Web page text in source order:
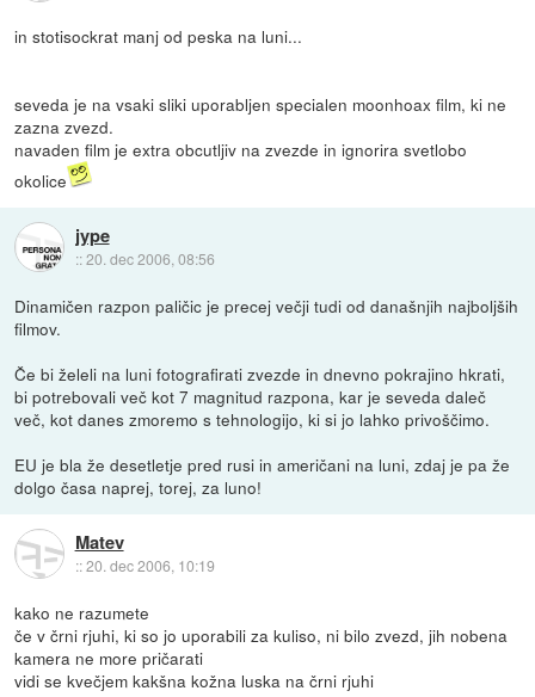
in stotisockrat manj od peska na luni...
seveda je na vsaki sliki uporabljen specialen moonhoax film, ki ne
zazna zvezd.
navaden film je extra obcutljiv na zvezde in ignorira svetlobo
okolice
jype
::20. dec 2006, 08:56
Dinamičen razpon paličic je precej večji tudi od današnjih najboljših
filmov.
Če bi želeli na luni fotografirati zvezde in dnevno pokrajino hkrati,
bi potrebovali več kot 7 magnitud razpona, kar je seveda daleč
več, kot danes zmoremo s tehnologijo, ki si jo lahko privoščimo.
EU je bla že desetletje pred rusi in američani na luni, zdaj je pa že
dolgo časa naprej, torej, za luno!
Matev
::20. dec 2006, 10:19
kako ne razumete
če v črni rjuhi, ki so jo uporabili za kuliso, ni bilo zvezd, jih nobena
kamera ne more pričarati
vidi se kvečjem kakšna kožna luska na črni rjuhi